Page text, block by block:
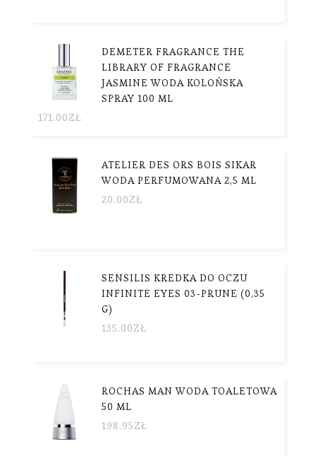
DEMETER FRAGRANCE THE
LIBRARY OF FRAGRANCE
JASMINE WODA KOLOŃSKA
SPRAY 100 ML
171.00ZŁ
ATELIER DES ORS BOIS SIKAR
WODA PERFUMOWANA 2,5 ML
20.00ZŁ
SENSILIS KREDKA DO OCZU
INFINITE EYES 03-PRUNE (0,35
G)
135.00ZŁ
ROCHAS MAN WODA TOALETOWA
50 ML
198.95ZŁ